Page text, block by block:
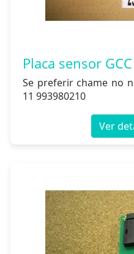
Placa sensor
Se preferir chame no
11 993980210
Ver